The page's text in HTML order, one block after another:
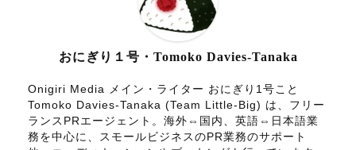
おにぎり１号・Tomoko Davies-Tanaka
Onigiri Media メイン・ライター おにぎり1号こと
Tomoko Davies-Tanaka (Team Little-Big) は、フリー
ランスPRエージェント。海外⇔国内、英語⇔日本語業
務を中心に、スモールビジネスのPR業務のサポート